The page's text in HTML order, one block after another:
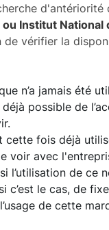
d'antériorité
ou Institut
de vérifier la
n’a jamais été
déjà possible de
cette fois déjà
voir avec
l’utilisation de ce
c’est le cas, de
de cette